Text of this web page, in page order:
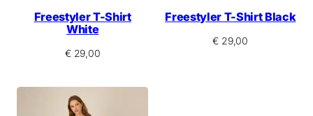
Freestyler T-Shirt
White
€29,00
Freestyler T-Shirt Black
€ 29,00